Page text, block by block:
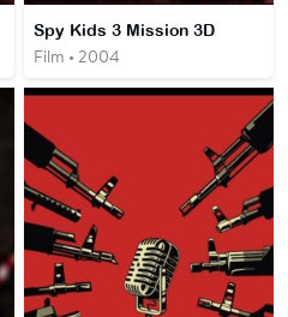
Spy Kids 3 Mission 3D
Film • 2004